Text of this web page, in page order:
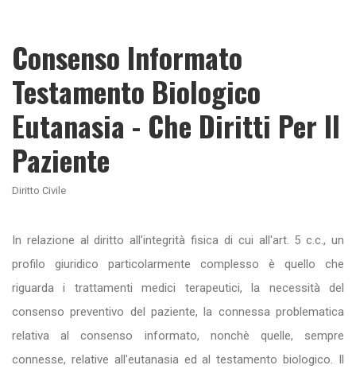
Consenso Informato
Testamento Biologico
Eutanasia - Che Diritti Per Il
Paziente
Diritto Civile
In relazione al diritto all'integrità fisica di cui all'art. 5 c.c., un
profilo giuridico particolarmente complesso è quello che
riguarda i trattamenti medici terapeutici, la necessità del
consenso preventivo del paziente, la connessa problematica
relativa al consenso informato, nonchè quelle, sempre
connesse, relative all'eutanasia ed al testamento biologico. Il